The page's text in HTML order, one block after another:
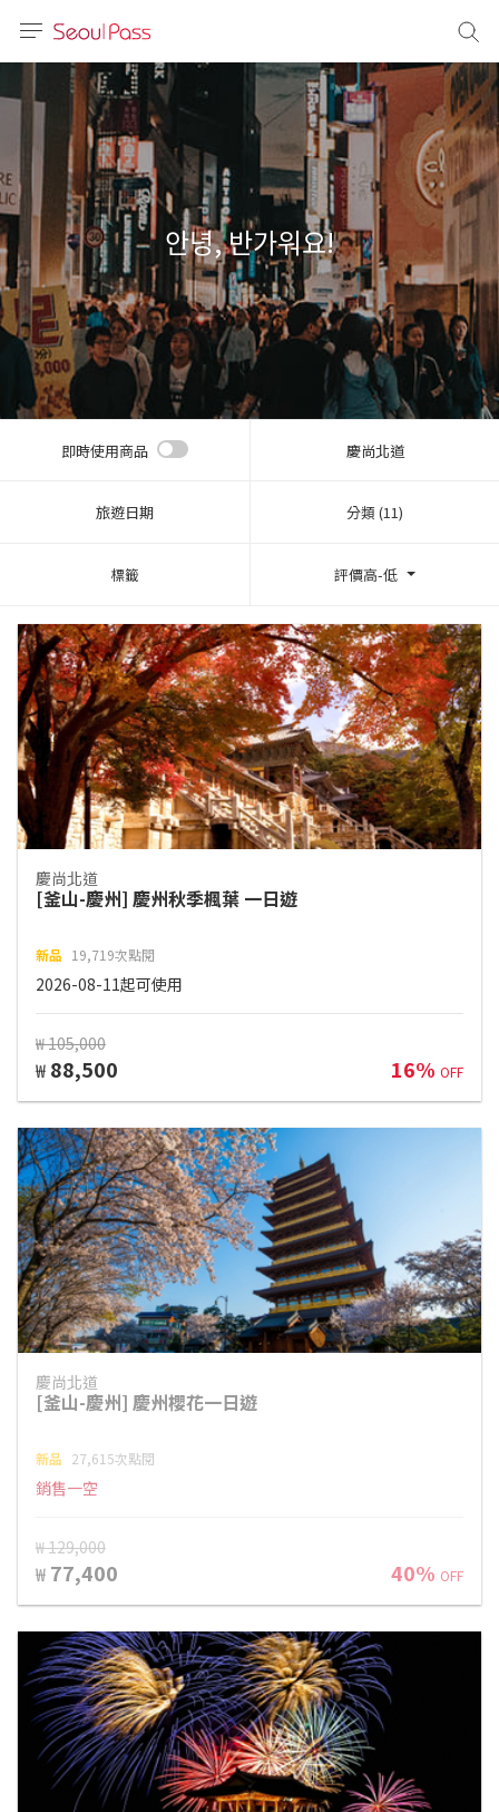
体)
文 (台灣)
안녕, 반가워요!
即時使用商品 慶尚北道
旅遊日期 分類 (11)
標籤 評價高-低
慶尚北道
[釜山-慶州] 慶州秋季楓葉 一日遊
新品 19,719次點閱
2026-08-11起可使用
₩ 105,000
₩ 88,500 16% OFF
慶尚北道
[釜山-慶州] 慶州櫻花一日遊
新品 27,615次點閱
銷售一空
₩ 129,000
₩ 77,400 40% OFF